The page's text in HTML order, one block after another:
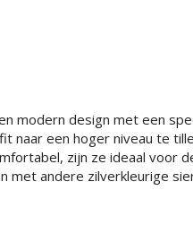
modern design met een
naar een hoger niveau te
zijn ze ideaal voor
met andere zilverkleurige